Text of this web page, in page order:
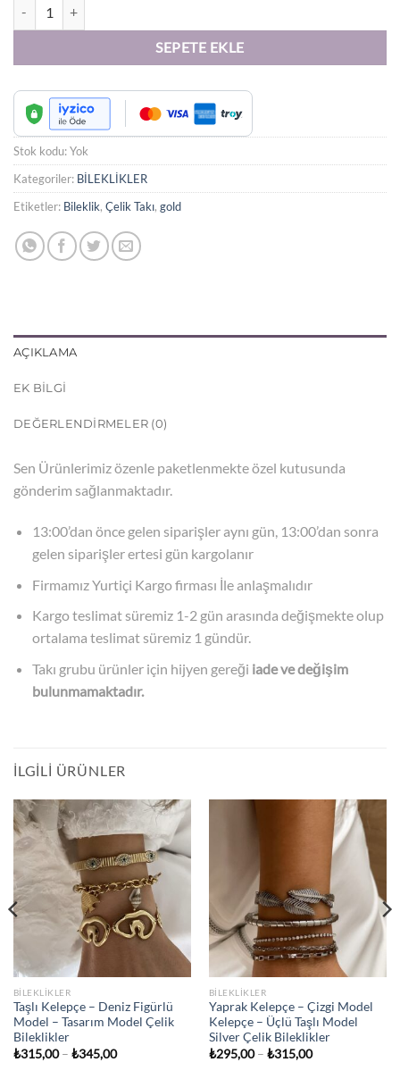
SEPETE EKLE
Stok kodu:Yok
Kategoriler: BİLEKLİKLER
Etiketler: Bileklik, Çelik Takı, gold
AÇIKLAMA
EK BILGI
DEĞERLENDIRMELER (0)
Sen Ürünlerimizözenle paketlenmekte özel kutusunda
gönderim sağlanmaktadır.
13:00’dan önce gelen siparişler aynı gün, 13:00’dan sonra
gelen siparişler ertesi gün kargolanır
Firmamız Yurtiçi Kargo firması İle anlaşmalıdır
Kargo teslimat süremiz 1-2 gün arasında değişmekte olup
ortalama teslimat süremiz 1 gündür.
Takı grubu ürünler için hijyen gereği iade ve değişim
bulunmamaktadır.
İLGILI ÜRÜNLER
BİLEKLİKLER
Taşlı Kelepçe – Deniz Figürlü
Model – Tasarım Model Çelik
Bileklikler
₺315,00 – ₺345,00Fiyat
BİLEKLİKLER
Yaprak Kelepçe – Çizgi Model
Kelepçe – Üçlü Taşlı Model
Silver Çelik Bileklikler
₺295,00 – ₺315,00Fiyat